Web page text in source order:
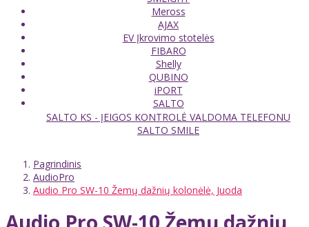
Meross
AJAX
EV Įkrovimo stotelės
FIBARO
Shelly
QUBINO
iPORT
SALTO
SALTO KS - ĮEIGOS KONTROLĖ VALDOMA TELEFONU
SALTO SMILE
Pagrindinis
AudioPro
Audio Pro SW-10 Žemų dažnių kolonėlė, Juoda